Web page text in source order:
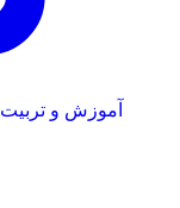
آموزش و تربیت